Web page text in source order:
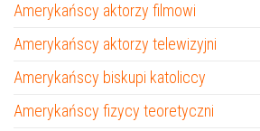
Amerykańscy aktorzy filmowi
Amerykańscy aktorzy telewizyjni
Amerykańscy biskupi katoliccy
Amerykańscy fizycy teoretyczni